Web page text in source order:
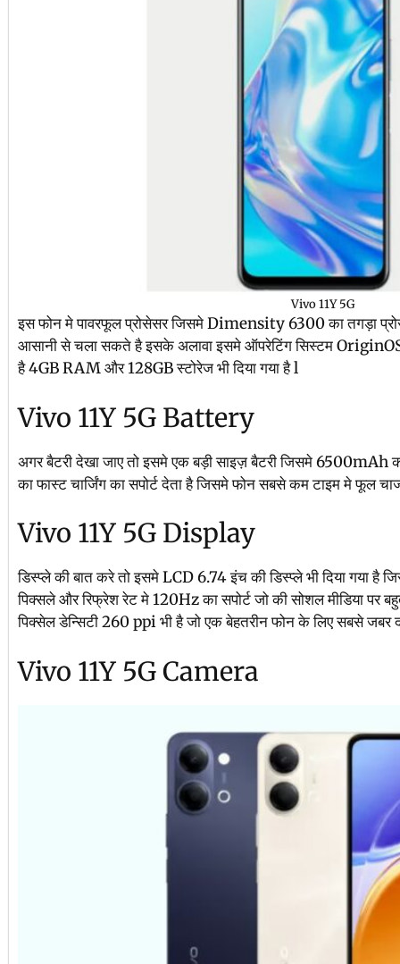
Vivo 11Y 5G
इस फोन मे पावरफूल प्रोसेसर जिसमे Dimensity 6300 का तगड़ा
आसानी से चला सकते है इसके अलावा इसमे ऑपरेटिंग सिस्टम
है 4GB RAM और 128GB स्टोरेज भी दिया गया है l
Vivo 11Y 5G Battery
अगर बैटरी देखा जाए तो इसमे एक बड़ी साइज़ बैटरी जिसमे 6500mAh
का फास्ट चार्जिंग का सपोर्ट देता है जिसमे फोन सबसे कम टाइम मे फूल
Vivo 11Y 5G Display
डिस्प्ले की बात करे तो इसमे LCD 6.74 इंच की डिस्प्ले भी दिया गया है
पिक्सले और रिफ्रेश रेट मे 120Hz का सपोर्ट जो की सोशल मीडिया पर
पिक्सेल डेन्सिटी 260 ppi भी है जो एक बेहतरीन फोन के लिए सबसे जबर
Vivo 11Y 5G Camera